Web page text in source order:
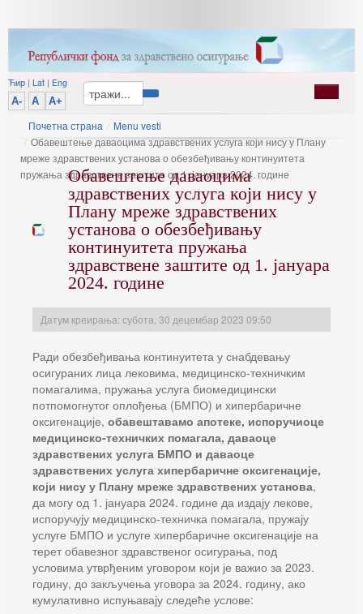
Ћир | Lat | Eng
A-
A A+
Почетна страна / Menu vesti
/ Обавештење даваоцима здравствених услуга који нису у Плану
мреже здравствених установа о обезбеђивању континуитета
пружања здравствене заштите од 1. јануара 2024. године
Обавештење даваоцима
здравствених услуга који нису у
Плану мреже здравствених
установа о обезбеђивању
континуитета пружања
здравствене заштите од 1. јануара
2024. године
Датум креирања: субота, 30 децембар 2023 09:50
Ради обезбеђивања континуитета у снабдевању
осигураних лица лековима, медицинско-техничким
помагалима, пружања услуга биомедицински
потпомогнутог оплођења (БМПО) и хипербаричне
оксигенације, обавештавамо апотеке, испоручиоце
медицинско-техничких помагала, даваоце
здравствених услуга БМПО и даваоце
здравствених услуга хипербаричне оксигенације,
који нису у Плану мреже здравствених установа,
да могу од 1. јануара 2024. године да издају лекове,
испоручују медицинско-техничка помагала, пружају
услуге БМПО и услуге хипербаричне оксигенације на
терет обавезног здравственог осигурања, под
условима утврђеним уговором који је важио за 2023.
годину, до закључења уговора за 2024. годину, ако
кумулативно испуњавају следеће услове: